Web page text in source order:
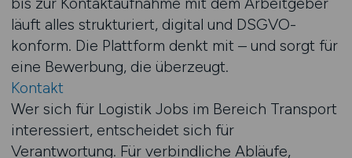
läuft alles strukturiert, digital und DSGVO-
konform. Die Plattform denkt mit – und sorgt für
eine Bewerbung, die überzeugt.
Kontakt
Wer sich für Logistik Jobs im Bereich Transport
interessiert, entscheidet sich für
Verantwortung. Für verbindliche Abläufe,